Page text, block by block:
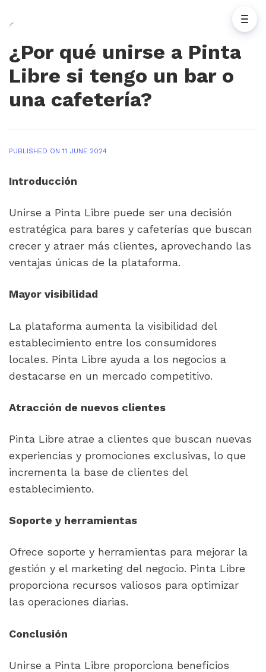
¿Por qué unirse a Pinta
Libre si tengo un bar o
una cafetería?
PUBLISHED ON 11 JUNE 2024
Unirse a Pinta Libre puede ser una decisión
estratégica para bares y cafeterías que buscan
crecer y atraer más clientes, aprovechando las
ventajas únicas de la plataforma.
La plataforma aumenta la visibilidad del
establecimiento entre los consumidores
locales. Pinta Libre ayuda a los negocios a
destacarse en un mercado competitivo.
Pinta Libre atrae a clientes que buscan nuevas
experiencias y promociones exclusivas, lo que
incrementa la base de clientes del
establecimiento.
Ofrece soporte y herramientas para mejorar la
gestión y el marketing del negocio. Pinta Libre
proporciona recursos valiosos para optimizar
las operaciones diarias.
Unirse a Pinta Libre proporciona beneficios